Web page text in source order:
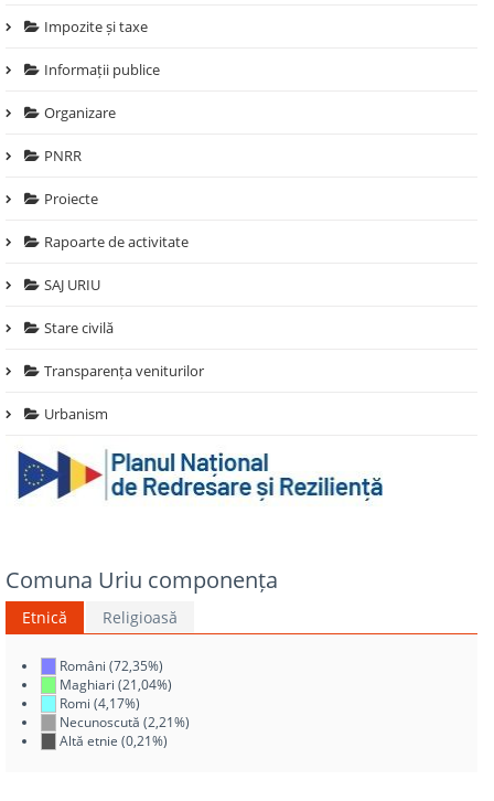
Impozite și taxe
Informații publice
Organizare
PNRR
Proiecte
Rapoarte de activitate
SAJ URIU
Stare civilă
Transparența veniturilor
Urbanism
Comuna Uriu componența
Etnică Religioasă
Români (72,35%)
Maghiari (21,04%)
Romi (4,17%)
Necunoscută (2,21%)
Altă etnie (0,21%)